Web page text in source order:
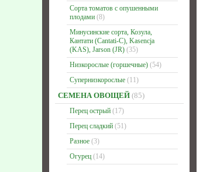
Сорта томатов с опушенными
плодами (8)
Минусинские сорта, Козула,
Кантати (Cantati-C), Kasencja
(KAS), Jarson (JR) (35)
Низкорослые (горшечные) (54)
Супернизкорослые (11)
СЕМЕНА ОВОЩЕЙ (85)
Перец острый (17)
Перец сладкий (51)
Разное (3)
Огурец (14)